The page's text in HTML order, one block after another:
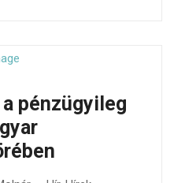
pénzügyileg